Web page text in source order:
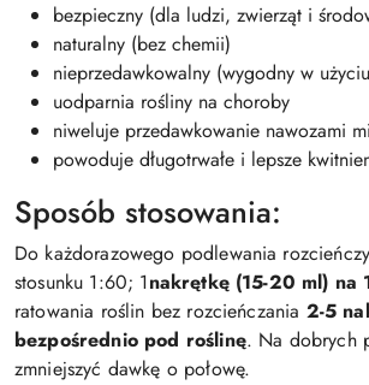
bezpieczny (dla ludzi, zwierząt i
naturalny (bez chemii)
nieprzedawkowalny (wygodny w
uodparnia rośliny na choroby
niweluje przedawkowanie nawozami
powoduje długotrwałe i lepsze
Sposób stosowania:
Do każdorazowego podlewania
stosunku 1:60; 1nakrętkę (15-20 ml) na
ratowania roślin bez rozcieńczania 2-5
bezpośrednio pod roślinę. Na dobrych
zmniejszyć dawkę o połowę.